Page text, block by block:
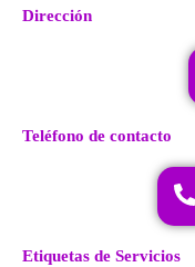
Dirección
Teléfono de contacto
Etiquetas de Servicios